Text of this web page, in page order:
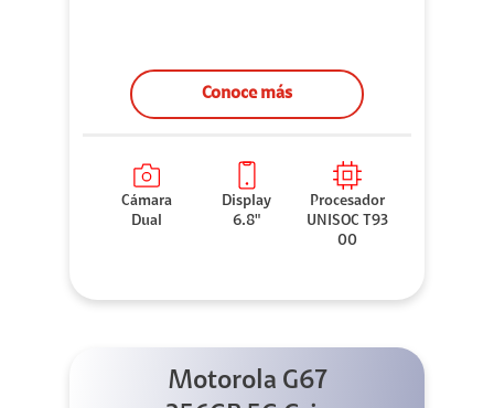
Conoce más
Cámara
Dual
Display
6.8"
Procesador
UNISOC T93
00
Motorola G67